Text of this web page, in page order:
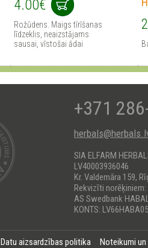
4.00€
Rožūdens. Maigs tīrīšanas
līdzeklis, neaizstājams
sausai, vīstošai ādai
+371
SIA ELFARM
LV40003936046
Kr. Valdemāra 159,
Rekvizīti norēķiniem:
AS Swedbank
KONTS:
Datu aizsardzības politika Noteikumi